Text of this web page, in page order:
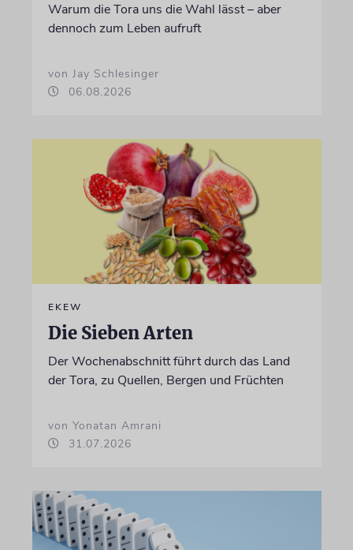
Warum die Tora uns die Wahl lässt – aber
dennoch zum Leben aufruft
von Jay Schlesinger
06.08.2026
EKEW
Die Sieben Arten
Der Wochenabschnitt führt durch das Land
der Tora, zu Quellen, Bergen und Früchten
von Yonatan Amrani
31.07.2026